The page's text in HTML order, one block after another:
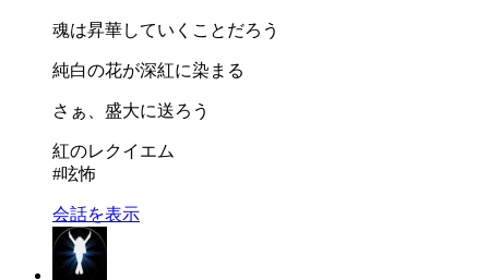
魂は昇華していくことだろう
純白の花が深紅に染まる
さぁ、盛大に送ろう
紅のレクイエム
#呟怖
会話を表示